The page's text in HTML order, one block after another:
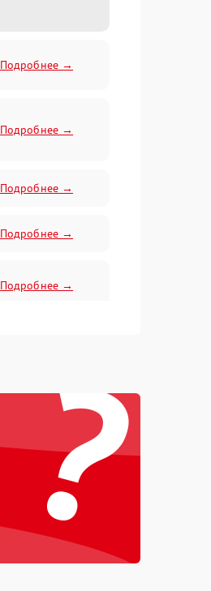
Подробнее →
Подробнее →
Подробнее →
Подробнее →
Подробнее →
?